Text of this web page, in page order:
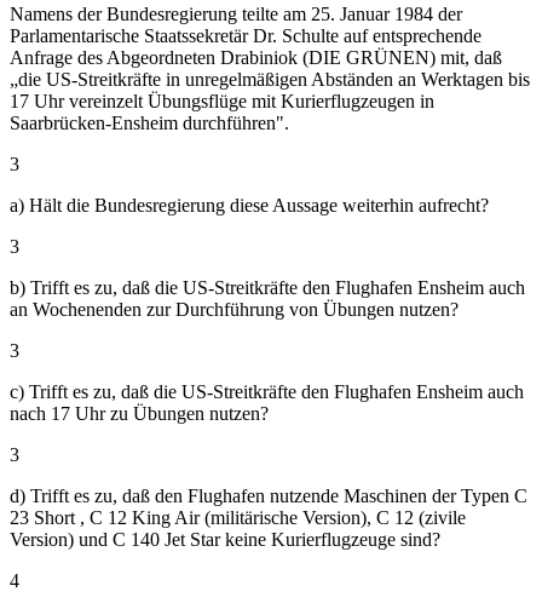
Namens der Bundesregierung teilte am 25. Januar 1984 der
Parlamentarische Staatssekretär Dr. Schulte auf entsprechende
Anfrage des Abgeordneten Drabiniok (DIE GRÜNEN) mit, daß
„die US-Streitkräfte in unregelmäßigen Abständen an Werktagen bis
17 Uhr vereinzelt Übungsflüge mit Kurierflugzeugen in
Saarbrücken-Ensheim durchführen".
3
a) Hält die Bundesregierung diese Aussage weiterhin aufrecht?
3
b) Trifft es zu, daß die US-Streitkräfte den Flughafen Ensheim auch
an Wochenenden zur Durchführung von Übungen nutzen?
3
c) Trifft es zu, daß die US-Streitkräfte den Flughafen Ensheim auch
nach 17 Uhr zu Übungen nutzen?
3
d) Trifft es zu, daß den Flughafen nutzende Maschinen der Typen C
23 Short , C 12 King Air (militärische Version), C 12 (zivile
Version) und C 140 Jet Star keine Kurierflugzeuge sind?
4